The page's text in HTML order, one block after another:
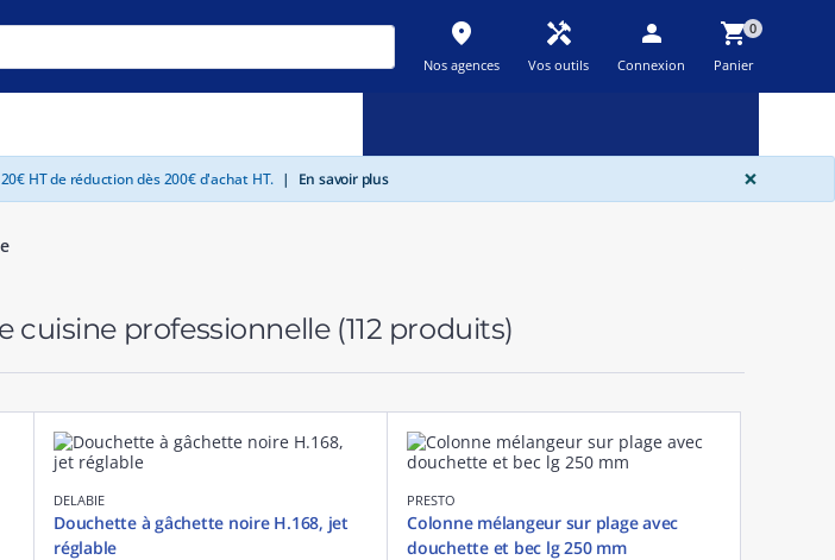
place
Nos agences
handyman
Vos outils
person
Connexion
shopping_cart0
Panier
HT de réduction dès 200€ d'achat HT. | En savoir plus ×
cuisine professionnelle (112 produits)
DELABIE
Douchette à gâchette noire H.168, jet
réglable
PRESTO
Colonne mélangeur sur plage avec
douchette et bec lg 250 mm